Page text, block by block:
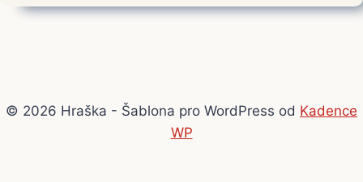
© 2026 Hraška - Šablona pro WordPress od Kadence
WP